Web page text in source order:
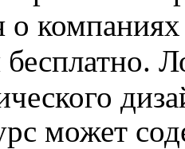
компаниях
бесплатно.
может